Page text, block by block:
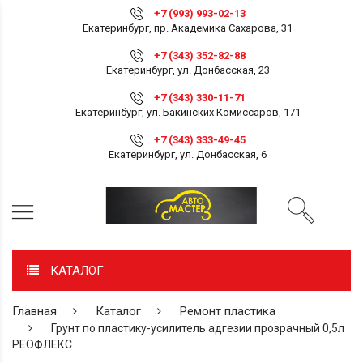
+7 (993) 993-02-13
Екатеринбург, пр. Академика Сахарова, 31
+7 (343) 352-82-88
Екатеринбург, ул. Донбасская, 23
+7 (343) 330-11-71
Екатеринбург, ул. Бакинских Комиссаров, 171
+7 (343) 333-49-45
Екатеринбург, ул. Донбасская, 6
КАТАЛОГ
Главная Каталог Ремонт пластика
Грунт по пластику-усилитель адгезии прозрачный 0,5л
РЕОФЛЕКС